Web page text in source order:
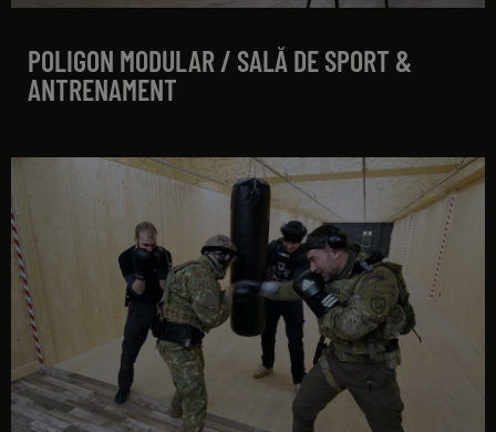
POLIGON MODULAR / SALĂ DE SPORT &
ANTRENAMENT
antrenament tactic